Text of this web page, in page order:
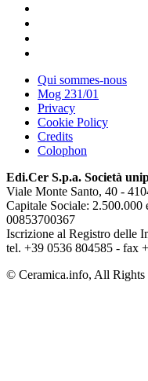
Qui sommes-nous
Mog 231/01
Privacy
Cookie Policy
Credits
Colophon
Edi.Cer S.p.a. Società
Viale Monte Santo, 40 -
Capitale Sociale: 2.500.000
00853700367
Iscrizione al Registro delle
tel. +39 0536 804585 - fax
© Ceramica.info, All Rights